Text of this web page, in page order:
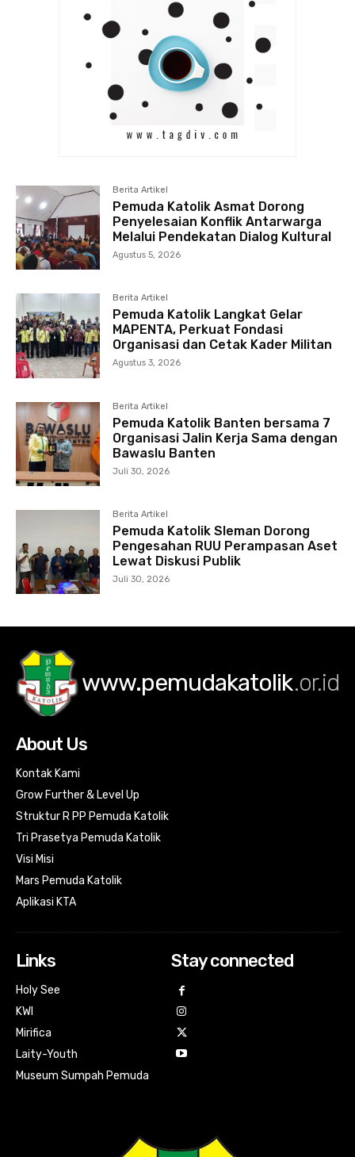
Berita Artikel
Pemuda Katolik Asmat Dorong
Penyelesaian Konflik Antarwarga
Melalui Pendekatan Dialog Kultural
Agustus 5, 2026
Berita Artikel
Pemuda Katolik Langkat Gelar
MAPENTA, Perkuat Fondasi
Organisasi dan Cetak Kader Militan
Agustus 3, 2026
Berita Artikel
Pemuda Katolik Banten bersama 7
Organisasi Jalin Kerja Sama dengan
Bawaslu Banten
Juli 30, 2026
Berita Artikel
Pemuda Katolik Sleman Dorong
Pengesahan RUU Perampasan Aset
Lewat Diskusi Publik
Juli 30, 2026
www.pemudakatolik.or.id
About Us
Kontak Kami
Grow Further & Level Up
Struktur R PP Pemuda Katolik
Tri Prasetya Pemuda Katolik
Visi Misi
Mars Pemuda Katolik
Aplikasi KTA
Links
Holy See
KWI
Mirifica
Laity-Youth
Museum Sumpah Pemuda
Stay connected